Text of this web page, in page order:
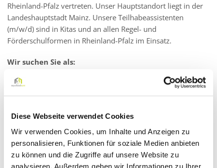
Diese Webseite verwendet Cookies
Wir verwenden Cookies, um Inhalte und Anzeigen zu
personalisieren, Funktionen für soziale Medien anbieten
zu können und die Zugriffe auf unsere Website zu
analysieren. Außerdem geben wir Informationen zu Ihrer
Rheinland-Pfalz vertreten. Unser Hauptstandort liegt in der
Landeshauptstadt Mainz. Unsere Teilhabeassistenten
(m/w/d) sind in Kitas und an allen Regel- und
Förderschulformen in Rheinland-Pfalz im Einsatz.
Wir suchen Sie als:
Pädagogische Fachkraft als
Schulbegleitung (m/w/d) in Teilzeit
Darauf können Sie sich freuen:
Ein faires Vergütungsmodell: Zahlung eines Festgehalts